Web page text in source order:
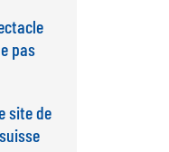
pas
site de